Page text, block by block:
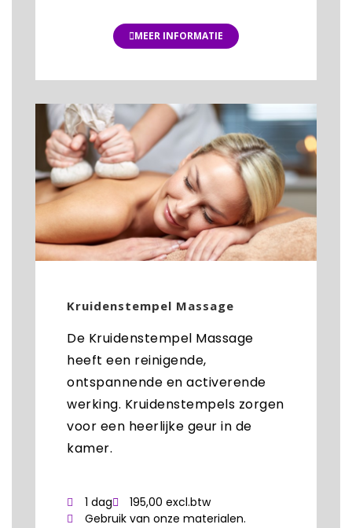
MEER INFORMATIE
Kruidenstempel Massage
De Kruidenstempel Massage
heeft een reinigende,
ontspannende en activerende
werking. Kruidenstempels zorgen
voor een heerlijke geur in de
kamer.
1 dag
195,00 excl.btw
Gebruik van onze materialen.